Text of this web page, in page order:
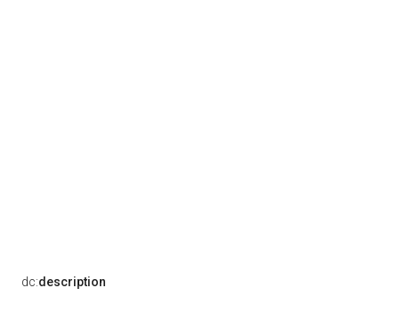
dc:description